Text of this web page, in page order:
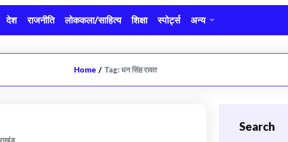
देश राजनीति लोककला/साहित्य शिक्षा स्पोर्ट्स अन्य
Home / Tag:धन सिंह रावत
Search